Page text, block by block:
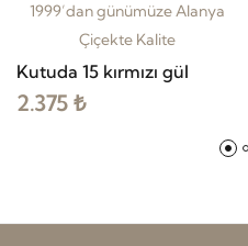
1999’dan günümüze Alanya
Çiçekte Kalite
Kutuda 15 kırmızı gül
2.375 ₺